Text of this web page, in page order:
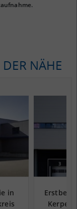
NÄHE
in
Kerpen